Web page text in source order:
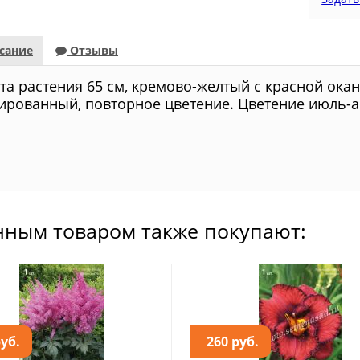
Отзывы
растения 65 см, кремово-желтый с красной
повторное цветение. Цветение июль-
товаром также покупают:
260 руб.